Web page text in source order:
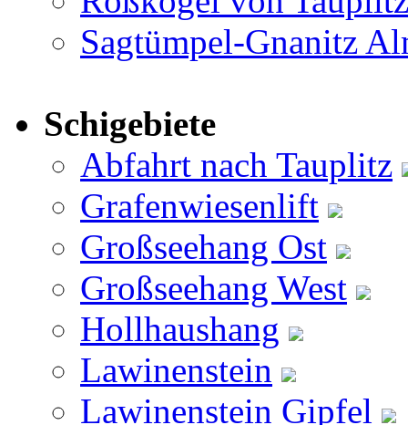
Sagtümpel-Gnanitz
Schigebiete
Abfahrt nach Tauplitz
Grafenwiesenlift
Großseehang Ost
Großseehang West
Hollhaushang
Lawinenstein
Lawinenstein Gipfel